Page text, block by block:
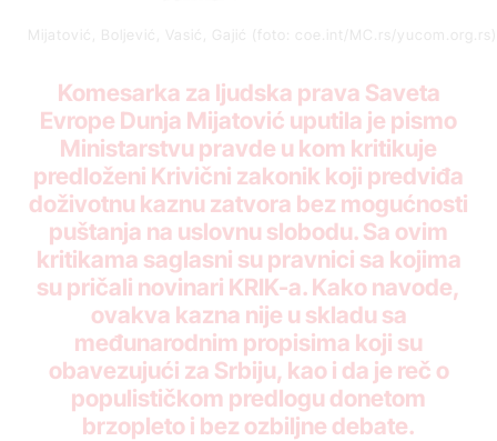
Mijatović, Boljević, Vasić, Gajić (foto: coe.int/MC.rs/yucom.org.rs)
Komesarka za ljudska prava Saveta
Evrope Dunja Mijatović uputila je pismo
Ministarstvu pravde u kom kritikuje
predloženi Krivični zakonik koji predviđa
doživotnu kaznu zatvora bez mogućnosti
puštanja na uslovnu slobodu. Sa ovim
kritikama saglasni su pravnici sa kojima
su pričali novinari KRIK-a. Kako navode,
ovakva kazna nije u skladu sa
međunarodnim propisima koji su
obavezujući za Srbiju, kao i da je reč o
populističkom predlogu donetom
brzopleto i bez ozbiljne debate.